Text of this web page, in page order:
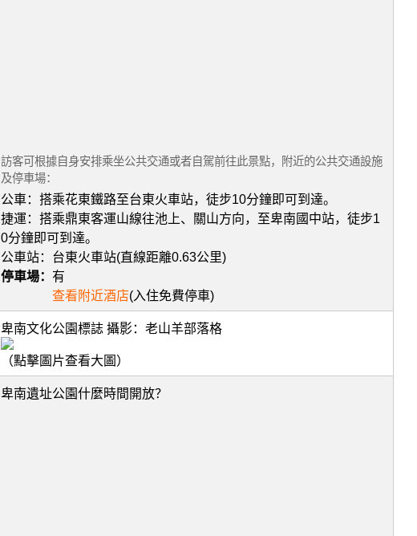
訪客可根據自身安排乘坐公共交通或者自駕前往此景點，附近的公共交通設施
及停車場：
公車：搭乘花東鐵路至台東火車站，徒步10分鐘即可到達。
捷運：搭乘鼎東客運山線往池上、關山方向，至卑南國中站，徒步1
0分鐘即可到達。
公車站：台東火車站(直線距離0.63公里)
停車場： 有
查看附近酒店(入住免費停車)
卑南文化公園標誌 攝影：老山羊部落格
（點擊圖片查看大圖）
卑南遺址公園什麼時間開放？